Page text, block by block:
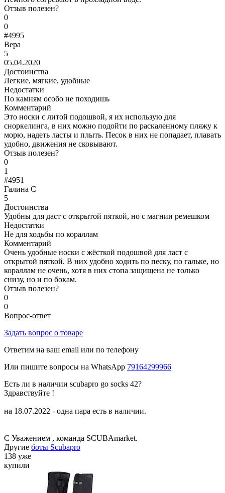
Отзыв полезен?
0
0
#4995
Вера
5
05.04.2020
Достоинства
Легкие, мягкие, удобные
Недостатки
По камням особо не походишь
Комментарий
Это носки с литой подошвой, я их использую для
сноркелинга, в них можно подойти по раскаленному пляжу к
морю, надеть ласты и плыть. Песок в них не попадает, плавать
удобно, движения не сковывают.
Отзыв полезен?
0
1
#4951
Галина С
5
Достоинства
Удобны для даст с открытой пяткой, но с магнии ремешком
Недостатки
Не для ходьбы по кораллам
Комментарий
Очень удобные носки с жёсткой подошвой для ласт с
открытой пяткой. В них удобно ходить по песку, по гальке, но
кораллам не очень, хотя в них стопа защищена не только
снизу, но и по бокам.
Отзыв полезен?
0
0
Вопрос-ответ
Задать вопрос о товаре
Ответим на ваш email или по телефону
Или пишите вопросы на WhatsApp 79164299966
Есть ли в наличии scubapro go socks 42?
Здравствуйте !
на 18.07.2022 - одна пара есть в наличии.
С Уважением , команда SCUBAmarket.
Другие боты Scubapro
138 уже
купили